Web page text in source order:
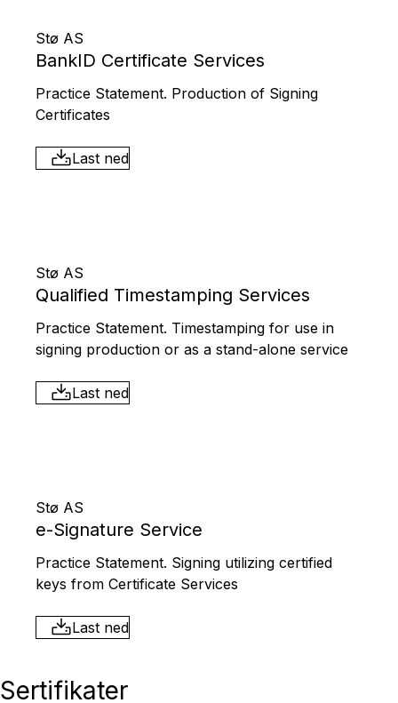
Stø AS
BankID Certificate Services
Practice Statement. Production of Signing
Certificates
Last ned
Stø AS
Qualified Timestamping Services
Practice Statement. Timestamping for use in
signing production or as a stand-alone service
Last ned
Stø AS
e-Signature Service
Practice Statement. Signing utilizing certified
keys from Certificate Services
Last ned
Sertifikater